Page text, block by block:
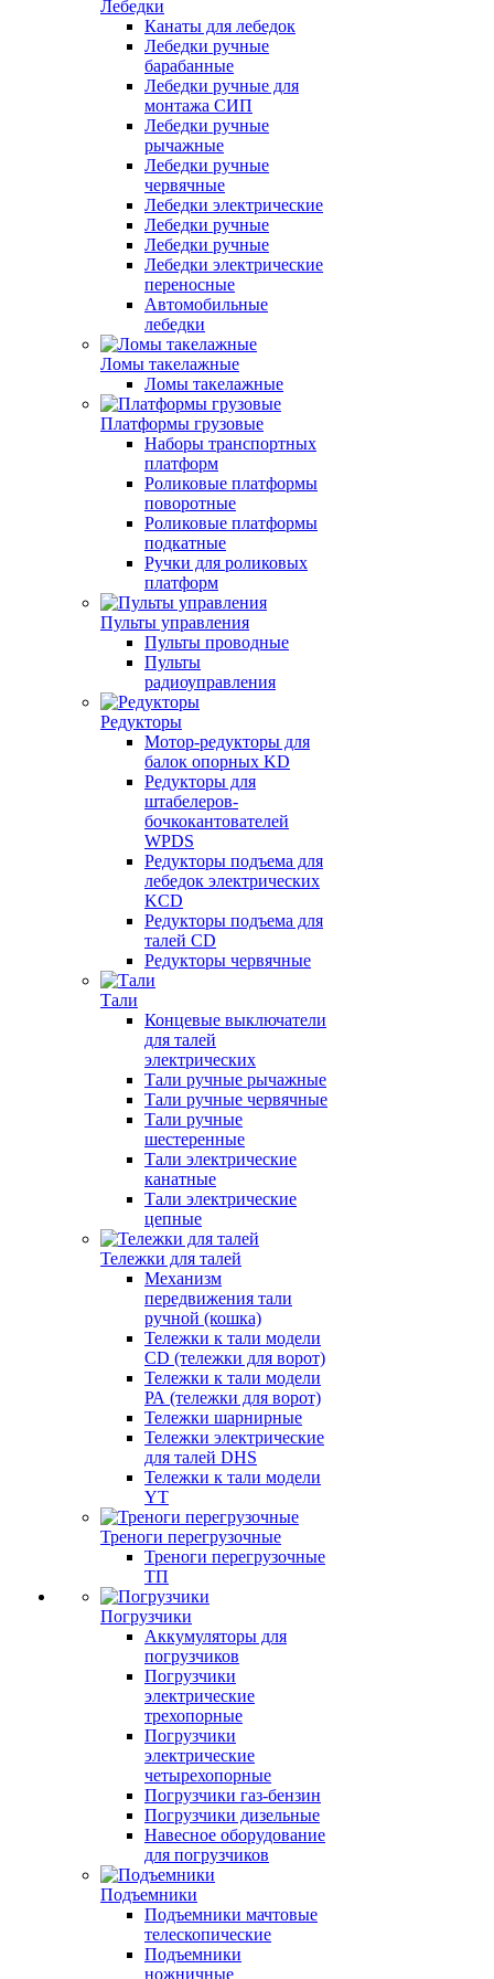
Лебедки
Канаты для лебедок
Лебедки ручные
барабанные
Лебедки ручные для
монтажа СИП
Лебедки ручные
рычажные
Лебедки ручные
червячные
Лебедки электрические
Лебедки ручные
Лебедки ручные
Лебедки электрические
переносные
Автомобильные
лебедки
Ломы такелажные
Ломы такелажные
Платформы грузовые
Наборы транспортных
платформ
Роликовые платформы
поворотные
Роликовые платформы
подкатные
Ручки для роликовых
платформ
Пульты управления
Пульты проводные
Пульты
радиоуправления
Редукторы
Мотор-редукторы для
балок опорных KD
Редукторы для
штабелеров-
бочкокантователей
WPDS
Редукторы подъема для
лебедок электрических
KCD
Редукторы подъема для
талей CD
Редукторы червячные
Тали
Концевые выключатели
для талей
электрических
Тали ручные рычажные
Тали ручные червячные
Тали ручные
шестеренные
Тали электрические
канатные
Тали электрические
цепные
Тележки для талей
Механизм
передвижения тали
ручной (кошка)
Тележки к тали модели
CD (тележки для ворот)
Тележки к тали модели
РА (тележки для ворот)
Тележки шарнирные
Тележки электрические
для талей DHS
Тележки к тали модели
YT
Треноги перегрузочные
Треноги перегрузочные
ТП
Погрузчики
Аккумуляторы для
погрузчиков
Погрузчики
электрические
трехопорные
Погрузчики
электрические
четырехопорные
Погрузчики газ-бензин
Погрузчики дизельные
Навесное оборудование
для погрузчиков
Подъемники
Подъемники мачтовые
телескопические
Подъемники
ножничные